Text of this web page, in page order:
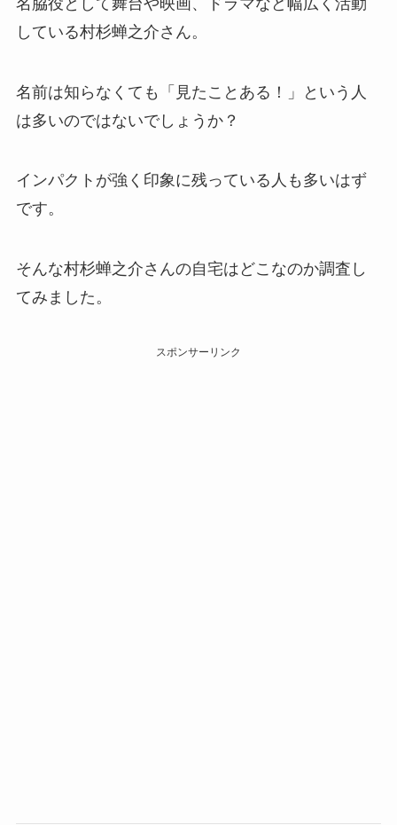
している村杉蝉之介さん。
名前は知らなくても「見たことある！」という人
は多いのではないでしょうか？
インパクトが強く印象に残っている人も多いはず
です。
そんな村杉蝉之介さんの自宅はどこなのか調査し
てみました。
スポンサーリンク